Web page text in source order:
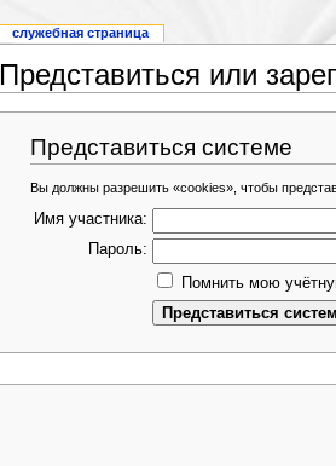
Представиться или
Представиться системе
Вы должны разрешить «cookies», чтобы
Имя участника:
Пароль:
Помнить мою
служебная страница